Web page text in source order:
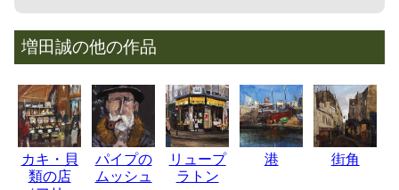
増田誠の他の作品
カキ・貝
類の店
パイプの
ムッシュ
リュープ
ラトン
港 街角